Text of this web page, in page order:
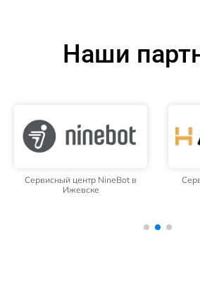
Наши
Сервисный центр NineBot в
Ижевске